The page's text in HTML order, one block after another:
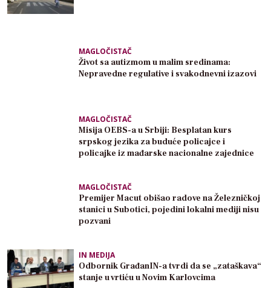
MAGLOČISTAČ
Život sa autizmom u malim sredinama:
Nepravedne regulative i svakodnevni izazovi
MAGLOČISTAČ
Misija OEBS-a u Srbiji: Besplatan kurs
srpskog jezika za buduće policajce i
policajke iz mađarske nacionalne zajednice
MAGLOČISTAČ
Premijer Macut obišao radove na Železničkoj
stanici u Subotici, pojedini lokalni mediji nisu
pozvani
IN MEDIJA
Odbornik GrađanIN-a tvrdi da se „zataškava“
stanje u vrtiću u Novim Karlovcima